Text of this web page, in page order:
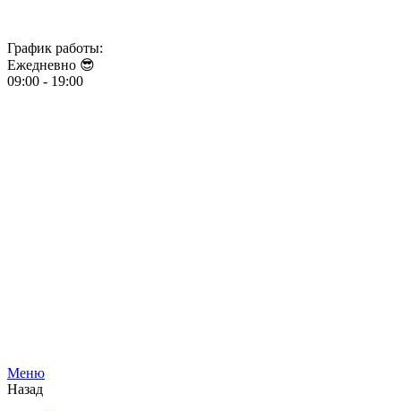
График работы:
Ежедневно 😎​​​​​​​
09:00 - 19:00
Меню
Назад